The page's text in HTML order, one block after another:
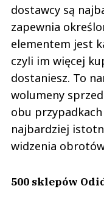
dostawcy są
zapewnia
elementem jest
czyli im więcej
dostaniesz. To
wolumeny
obu
najbardziej
widzenia
500 sklepów